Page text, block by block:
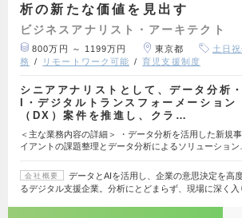
析の新たな価値を見出す
ビジネスアナリスト・アーキテクト
800万円 ～ 1199万円 東京都 土日
務
リモートワーク可能 育児支援制度
シニアアナリストとして、データ分析
I・デジタルトランスフォーメーション
（DX）案件を推進し、クラ…
＜主な業務内容の詳細＞ ・データ分析を活用した新規
イアントの課題整理とデータ分析によるソリューショ
会社概要
データとAIを活用し、企業の意思決定を高
るデジタル支援企業。分析にとどまらず、現場に深く